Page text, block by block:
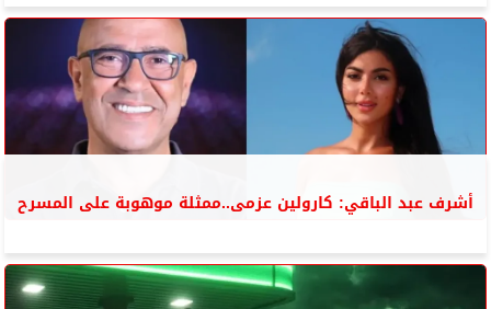
أشرف عبد الباقي: كارولين عزمى..ممثلة موهوبة على المسرح